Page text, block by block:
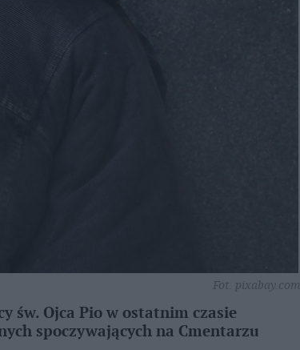
Fot. pixabay.com
św. Ojca Pio w ostatnim czasie
spoczywających na Cmentarzu